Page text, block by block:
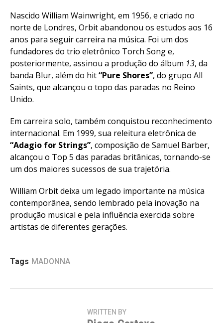
Nascido William Wainwright, em 1956, e criado no
norte de Londres, Orbit abandonou os estudos aos 16
anos para seguir carreira na música. Foi um dos
fundadores do trio eletrônico Torch Song e,
posteriormente, assinou a produção do álbum 13, da
banda Blur, além do hit“Pure Shores”, do grupo All
Saints, que alcançou o topo das paradas no Reino
Unido.
Em carreira solo, também conquistou reconhecimento
internacional. Em 1999, sua releitura eletrônica de
“Adagio for Strings”, composição de Samuel Barber,
alcançou o Top 5 das paradas britânicas, tornando-se
um dos maiores sucessos de sua trajetória.
William Orbit deixa um legado importante na música
contemporânea, sendo lembrado pela inovação na
produção musical e pela influência exercida sobre
artistas de diferentes gerações.
Tags MADONNA
WRITTEN BY